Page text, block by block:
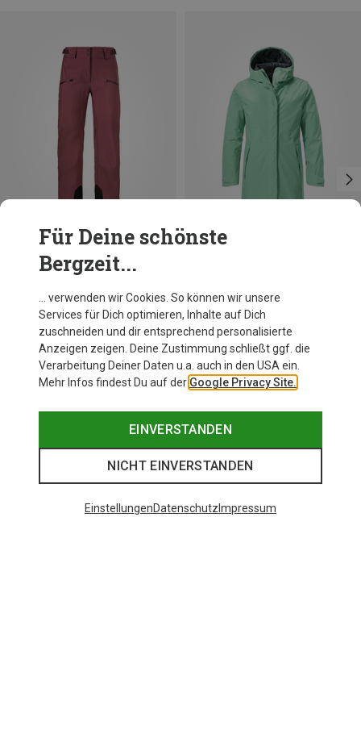
Du sparst 66%
Für Deine schönste
Bergzeit...
… verwenden wir Cookies. So können wir unsere
Services für Dich optimieren, Inhalte auf Dich
zuschneiden und dir entsprechend personalisierte
Anzeigen zeigen. Deine Zustimmung schließt ggf. die
Verarbeitung Deiner Daten u.a. auch in den USA ein.
Mehr Infos findest Du auf der Google Privacy Site.
EINVERSTANDEN
NICHT EINVERSTANDEN
EinstellungenDatenschutz Impressum